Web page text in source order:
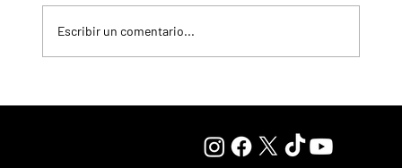
Escribir un comentario...